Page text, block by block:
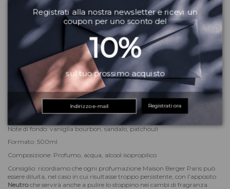
Serve aiuto?
Vuoi altre informazioni? Dubbi?Contattaci! Puoi anche scriverci su
WhatsAppil team del Matrix Beauty City ti risponderà quanto prima!
Descrizione
Ricarica per lampada cataliticaMaison Berger Paris
Note di testa: arancia, mandarino, cardamomo
Note di cuore: pepe nero, accordo di rum, fava di cacao
Note di fondo: vaniglia bourbon, sandalo, patchouli
Formato: 500ml
Composizione: Profumo, acqua, alcool isopropilico
Consiglio: ricordiamo che ogni profumazione Maison Berger Paris può
essere diluita, nel caso in cui risultasse troppo persistente, con l'apposito
Neutro che servirà anche a pulire lo stoppino nei cambi di fragranza.
Registrati alla nostra newsletter e ricevi un
coupon per uno sconto del
10%
sul tuo prossimo acquisto
Registrati ora